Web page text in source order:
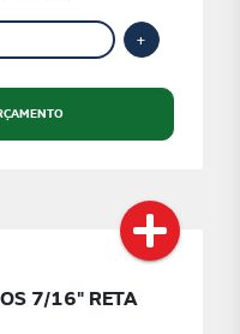
7/16" RETA